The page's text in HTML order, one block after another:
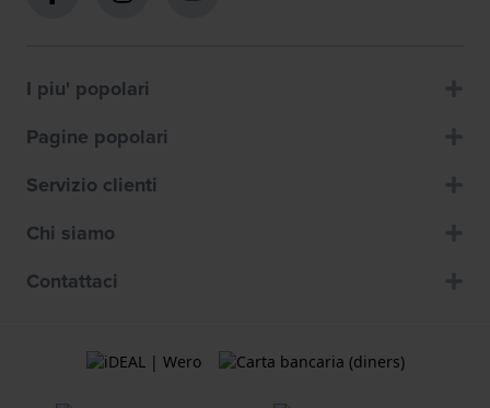
I piu' popolari
Pagine popolari
Servizio clienti
Chi siamo
Contattaci